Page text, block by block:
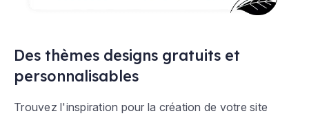
Des thèmes designs gratuits et
personnalisables
Trouvez l'inspiration pour la création de votre site